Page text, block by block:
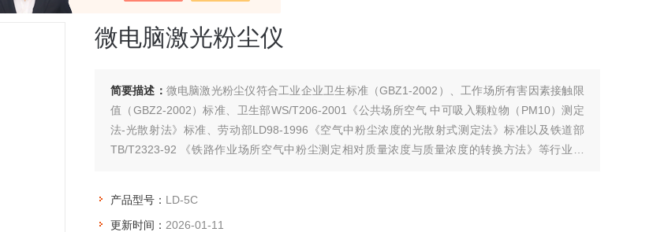
微电脑激光粉尘仪
简要描述： 微电脑激光粉尘仪符合工业企业卫生标准（GBZ1-2002）、工作场所有害因素接触限
值（GBZ2-2002）标准、卫生部WS/T206-2001《公共场所空气 中可吸入颗粒物（PM10）测定
法-光散射法》标准、劳动部LD98-1996《空气中粉尘浓度的光散射式测定法》标准以及铁道部
TB/T2323-92 《铁路作业场所空气中粉尘测定相对质量浓度与质量浓度的转换方法》等行业标
产品型号： LD-5C
更新时间： 2026-01-11